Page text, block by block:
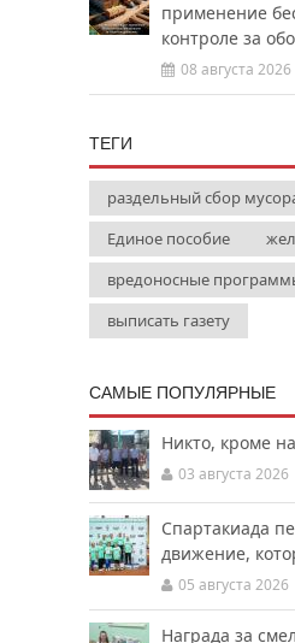
применение
контроле за
08 августа 2026
ТЕГИ
раздельный сбор
Единое пособие
вредоносные
выписать газету
САМЫЕ ПОПУЛЯРНЫЕ
Никто, кроме
03 августа 2026
Спартакиада
движение,
05 августа 2026
Награда за